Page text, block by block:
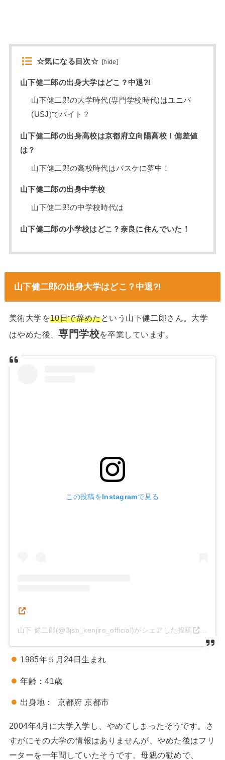
☆気になる目次☆ [hide]
山下健二郎の出身大学はどこ？中退?!
山下健二郎の大学時代(専門学校時代)はユニバ
(USJ)でバイト？
山下健二郎の出身高校は京都府立向陽高校！偏差値
は？
山下健二郎の高校時代はバスケに夢中！
山下健二郎の出身中学校
山下健二郎の中学校時代は
山下健二郎の小学校はどこ？奈良に住んでいた！
山下健二郎の出身大学はどこ？中退?!
美術大学を10日で辞めたという山下健二郎さん。大学
はやめた後、専門学校を卒業しています。
この投稿をInstagramで見る
山下 健二郎(@3jsb_kenjiro_official)がシェアした投稿
1985年５月24日生まれ
年齢：41歳
出身地： 京都府 京都市
2004年4月に大学入学し、やめてしまったそうです。さ
すがにその大学の情報はありませんが、やめた後はフリ
ーターを一年間していたそうです。母親の勧めで、